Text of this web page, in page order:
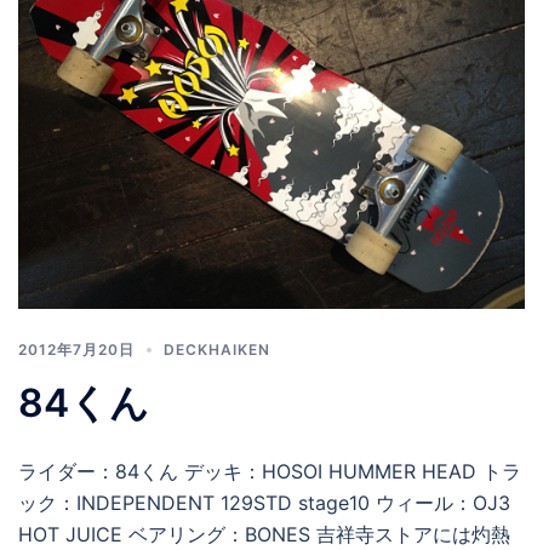
2012年7月20日 DECKHAIKEN
84くん
ライダー：84くん デッキ：HOSOI HUMMER HEAD トラ
ック：INDEPENDENT 129STD stage10 ウィール：OJ3
HOT JUICE ベアリング：BONES 吉祥寺ストアには灼熱